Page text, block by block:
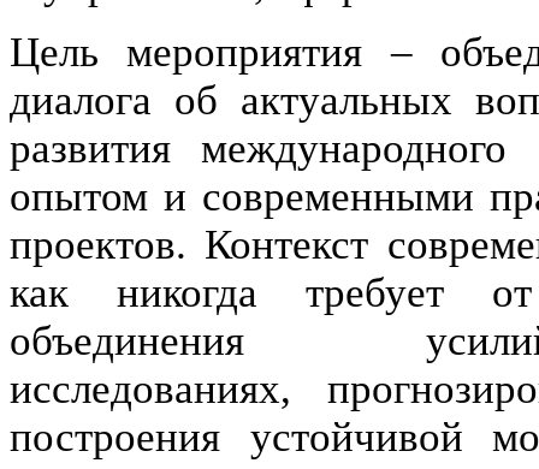
Цель мероприятия –
диалога об актуальных
развития
опытом и современными
проектов. Контекст
как никогда требует
объединения
исследованиях,
построения устойчивой